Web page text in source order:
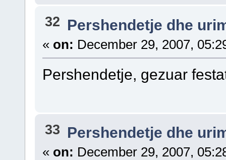
32 Pershendetje dhe
« on: December 29, 2007,
Pershendetje, gezuar
33 Pershendetje dhe
« on: December 29, 2007,